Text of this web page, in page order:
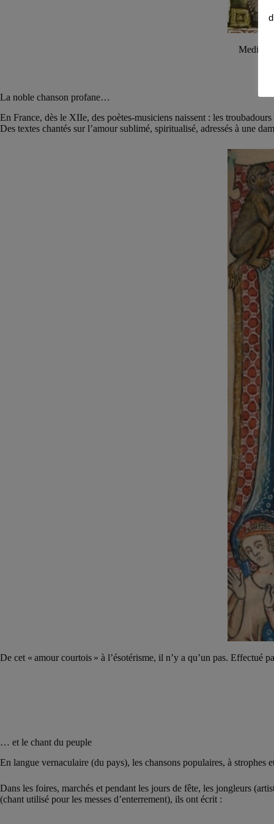
La noble chanson profane…
En France, dès le XIIe, des poètes-musiciens naissent : les
Des textes chantés sur l’amour sublimé, spiritualisé, adressés à une
De cet « amour courtois » à l’ésotérisme, il n’y a qu’un pas.
… et le chant du peuple
En langue vernaculaire (du pays), les chansons populaires, à strophes
Dans les foires, marchés et pendant les jours de fête, les jongleurs
(chant utilisé pour les messes d’enterrement), ils ont écrit :